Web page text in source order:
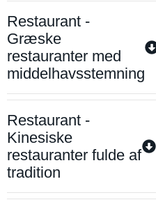
Restaurant -
Græske
restauranter med
middelhavsstemning
Restaurant -
Kinesiske
restauranter fulde af
tradition